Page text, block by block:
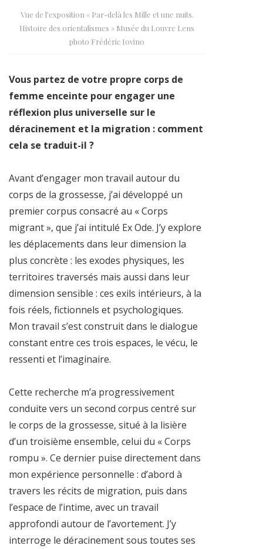
Vue de l’exposition « Par-delà les Mille et une nuits.
Histoire des orientalismes » Musée du Louvre Lens
photo Frédéric Iovino
Vous partez de votre propre corps de
femme enceinte pour engager une
réflexion plus universelle sur le
déracinement et la migration : comment
cela se traduit-il ?
Avant d’engager mon travail autour du
corps de la grossesse, j’ai développé un
premier corpus consacré au « Corps
migrant », que j’ai intitulé Ex Ode. J’y explore
les déplacements dans leur dimension la
plus concrète : les exodes physiques, les
territoires traversés mais aussi dans leur
dimension sensible : ces exils intérieurs, à la
fois réels, fictionnels et psychologiques.
Mon travail s’est construit dans le dialogue
constant entre ces trois espaces, le vécu, le
ressenti et l’imaginaire.
Cette recherche m’a progressivement
conduite vers un second corpus centré sur
le corps de la grossesse, situé à la lisière
d’un troisième ensemble, celui du « Corps
rompu ». Ce dernier puise directement dans
mon expérience personnelle : d’abord à
travers les récits de migration, puis dans
l’espace de l’intime, avec un travail
approfondi autour de l’avortement. J’y
interroge le déracinement sous toutes ses